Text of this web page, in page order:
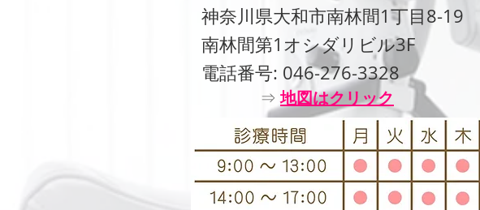
神奈川県大和市南林間1丁目8-19
​南林間第1オシダリビル3F
電話番号: 046-276-3328
⇒地図はクリック
ネットでのご予約はこちら